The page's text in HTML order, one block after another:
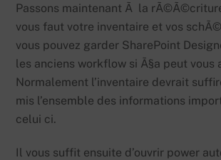
Passons maintenant Ã la
vous faut votre inventaire et vos
vous pouvez garder SharePoint
les anciens workflow si Ã§a peut vous
Normalement l’inventaire devrait
mis l’ensemble des informations
celui ci.
Il vous suffit ensuite d’ouvrir power